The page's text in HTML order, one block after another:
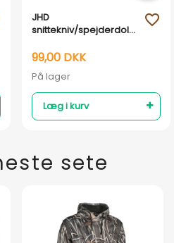
JHD
snittekniv/spejderdolk
99,00 DKK
På lager
Læg i kurv
favorite_outline
sete